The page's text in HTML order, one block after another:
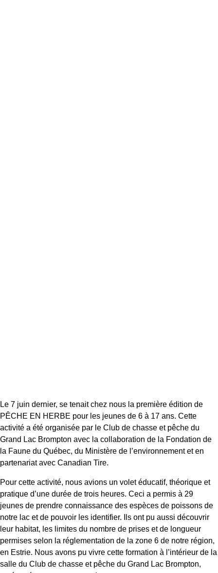
Le 7 juin dernier, se tenait chez nous la première édition de
PÊCHE EN HERBE pour les jeunes de 6 à 17 ans. Cette
activité a été organisée par le Club de chasse et pêche du
Grand Lac Brompton avec la collaboration de la Fondation de
la Faune du Québec, du Ministère de l’environnement et en
partenariat avec Canadian Tire.
Pour cette activité, nous avions un volet éducatif, théorique et
pratique d’une durée de trois heures. Ceci a permis à 29
jeunes de prendre connaissance des espèces de poissons de
notre lac et de pouvoir les identifier. Ils ont pu aussi découvrir
leur habitat, les limites du nombre de prises et de longueur
permises selon la réglementation de la zone 6 de notre région,
en Estrie. Nous avons pu vivre cette formation à l’intérieur de la
salle du Club de chasse et pêche du Grand Lac Brompton,